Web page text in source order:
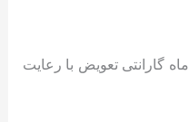
دارای 6 ماه گارانتی تعویض با رعایت